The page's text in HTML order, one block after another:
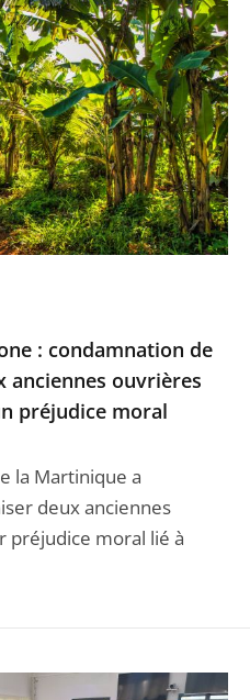
: condamnation de
anciennes ouvrières
préjudice moral
la Martinique a
deux anciennes
préjudice moral lié à